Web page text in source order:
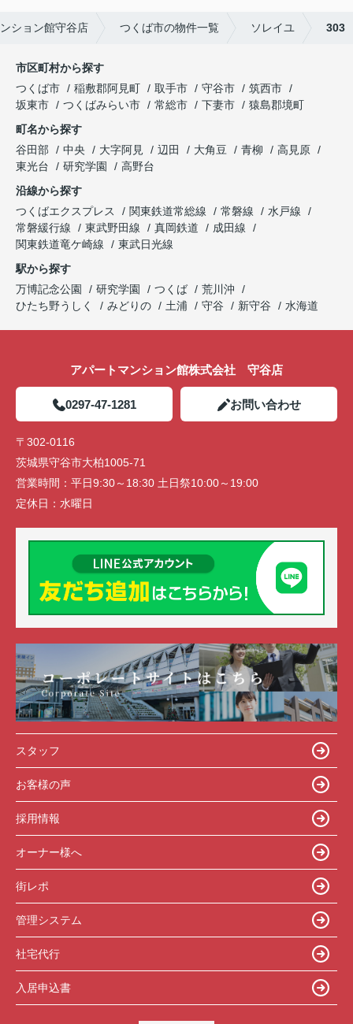
ション館守谷店 つくば市の物件一覧 ソレイユ 303
市区町村から探す
つくば市
稲敷郡阿見町 取手市 守谷市
筑西市
坂東市
つくばみらい市 常総市 下妻市
猿島郡境町
町名から探す
谷田部
中央 大字阿見 辺田 大角豆 青柳
高見原
東光台
研究学園
高野台
沿線から探す
つくばエクスプレス
関東鉄道常総線 常磐線
水戸線
常磐緩行線
東武野田線 真岡鉄道
成田線
関東鉄道竜ケ崎線
東武日光線
駅から探す
万博記念公園
研究学園 つくば
荒川沖
ひたち野うしく
みどりの 土浦 守谷 新守谷 水海道
アパートマンション館株式会社 守谷店
0297-47-1281 お問い合わせ
〒302-0116
茨城県守谷市大柏1005-71
営業時間： 平日9:30～18:30 土日祭10:00～19:00
定休日： 水曜日
スタッフ
お客様の声
採用情報
オーナー様へ
街レポ
管理システム
社宅代行
入居申込書